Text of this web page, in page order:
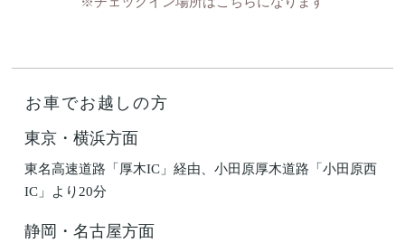
お車でお越しの方
東京・横浜方面
東名高速道路「厚木IC」経由、小田原厚木道路「小田原西
IC」より20分
静岡・名古屋方面